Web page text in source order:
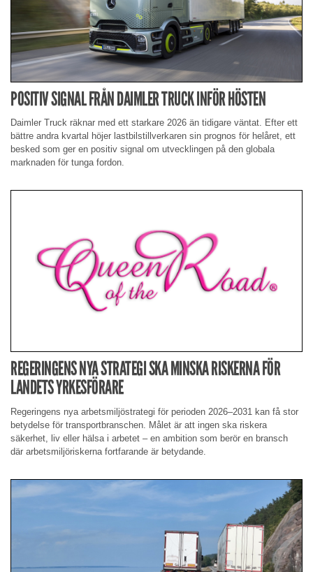
POSITIV SIGNAL FRÅN DAIMLER TRUCK INFÖR HÖSTEN
Daimler Truck räknar med ett starkare 2026 än tidigare väntat. Efter ett
bättre andra kvartal höjer lastbilstillverkaren sin prognos för helåret, ett
besked som ger en positiv signal om utvecklingen på den globala
marknaden för tunga fordon.
REGERINGENS NYA STRATEGI SKA MINSKA RISKERNA FÖR
LANDETS YRKESFÖRARE
Regeringens nya arbetsmiljöstrategi för perioden 2026–2031 kan få stor
betydelse för transportbranschen. Målet är att ingen ska riskera
säkerhet, liv eller hälsa i arbetet – en ambition som berör en bransch
där arbetsmiljöriskerna fortfarande är betydande.